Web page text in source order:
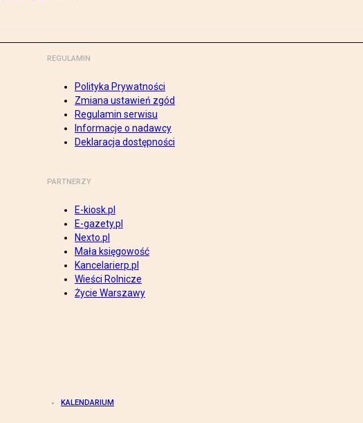
REGULAMIN
Polityka Prywatności
Zmiana ustawień zgód
Regulamin serwisu
Informacje o nadawcy
Deklaracja dostępności
PARTNERZY
E-kiosk.pl
E-gazety.pl
Nexto.pl
Mała księgowość
Kancelarierp.pl
Wieści Rolnicze
Życie Warszawy
KALENDARIUM